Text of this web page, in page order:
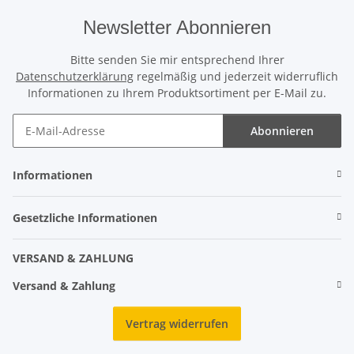
Newsletter Abonnieren
Bitte senden Sie mir entsprechend Ihrer
Datenschutzerklärung regelmäßig und jederzeit widerruflich
Informationen zu Ihrem Produktsortiment per E-Mail zu.
Abonnieren
Informationen
Gesetzliche Informationen
VERSAND & ZAHLUNG
Versand & Zahlung
Vertrag widerrufen